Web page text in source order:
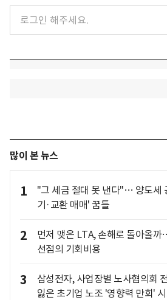
많이 본 뉴스
1
"그 세금 절대 못 낸다"… 양도세
기·교환 매매' 꿈틀
2
먼저 맺은 LTA, 손해로 돌아올
선점의 기회비용
3
삼성전자, 사업장별 노사협의회
잃은 초기업 노조 '영향력 만회'